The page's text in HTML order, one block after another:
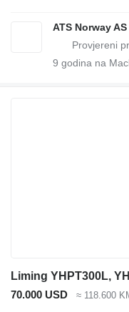
ATS Norway AS
9 godina na
Liming YHPT300L,
70.000 USD
≈ 118.600